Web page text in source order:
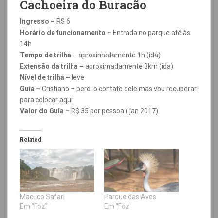
Cachoeira do Buracão
Ingresso – R$ 6
Horário de funcionamento – Entrada no parque até às
14h
Tempo de trilha – aproximadamente 1h (ida)
Extensão da trilha – aproximadamente 3km (ida)
Nível de trilha – leve
Guia – Cristiano – perdi o contato dele mas vou recuperar
para colocar aqui
Valor do Guia – R$ 35 por pessoa ( jan 2017)
Related
Macuco Safari
Em "Foz"
Parque das Aves
Em "Foz"